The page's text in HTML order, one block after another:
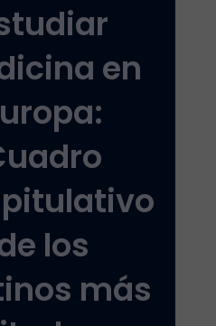
en
los
más